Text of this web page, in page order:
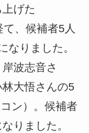
げた
、候補者5人
なりました。
波志音さ
大悟さんの5
ン）。候補者
りました。